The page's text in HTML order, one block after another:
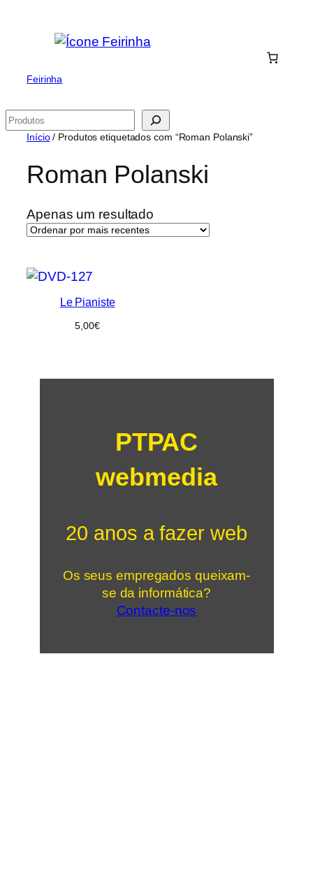
Feirinha
Pesquisar
Início/ Produtos etiquetados com “Roman Polanski”
Roman Polanski
Apenas um resultado
Le Pianiste
5,00€
PTPAC
webmedia
20 anos a fazer web
Os seus empregados queixam-
se da informática?
Contacte-nos